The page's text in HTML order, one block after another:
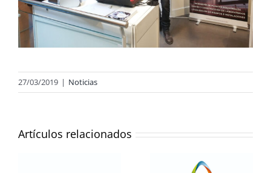
27/03/2019 | Noticias
Artículos relacionados
INGENIEROS